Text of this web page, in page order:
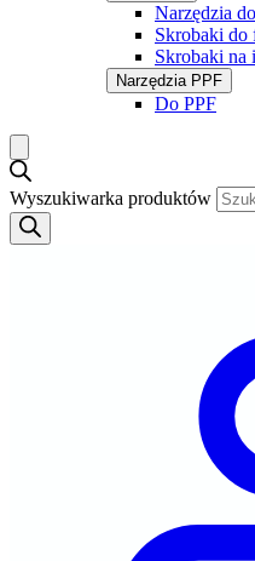
Narzędzia
Skrobaki do
Skrobaki na
Narzędzia PPF
Do PPF
Wyszukiwarka produktów